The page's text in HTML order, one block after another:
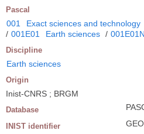
Pascal
001 Exact sciences and technology
/ 001E01 Earth sciences / 001E01N
Discipline
Earth sciences
Origin
Inist-CNRS ; BRGM
Database
INIST identifier